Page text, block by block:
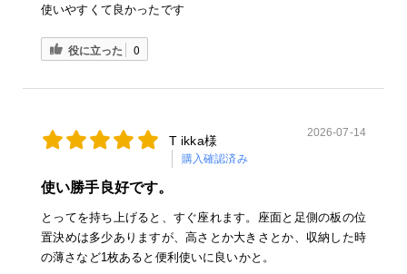
使いやすくて良かったです
役に立った 0
T ikka様
購入確認済み
2026-07-14
使い勝手良好です。
とってを持ち上げると、すぐ座れます。座面と足側の板の位
置決めは多少ありますが、高さとか大きさとか、収納した時
の薄さなど1枚あると便利使いに良いかと。